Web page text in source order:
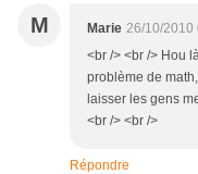
M Marie 26/10/2010
<br /> <br /> Hou
problème de
laisser les gens
<br /> <br />
Répondre